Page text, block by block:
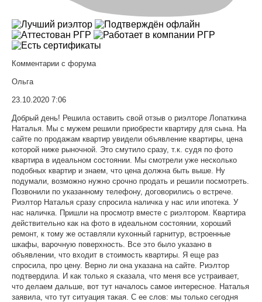
Комментарии с форума
Ольга
23.10.2020 7:06
Добрый день! Решила оставить свой отзыв о риэлторе Лопаткина
Наталья. Мы с мужем решили приобрести квартиру для сына. На
сайте по продажам квартир увидели объявление квартиры, цена
которой ниже рыночной. Это смутило сразу, т.к. судя по фото
квартира в идеальном состоянии. Мы смотрели уже несколько
подобных квартир и знаем, что цена должна быть выше. Ну
подумали, возможно нужно срочно продать и решили посмотреть.
Позвонили по указанному телефону, договорились о встрече.
Риэлтор Наталья сразу спросила наличка у нас или ипотека. У
нас наличка. Пришли на просмотр вместе с риэлтором. Квартира
действительно как на фото в идеальном состоянии, хороший
ремонт, к тому же оставляли кухонный гарнитур, встроенные
шкафы, варочную поверхность. Все это было указано в
объявлении, что входит в стоимость квартиры. Я еще раз
спросила, про цену. Верно ли она указана на сайте. Риэлтор
подтвердила. И как только я сказала, что меня все устраивает,
что делаем дальше, вот тут началось самое интересное. Наталья
заявила, что тут ситуация такая. С ее слов: мы только сегодня